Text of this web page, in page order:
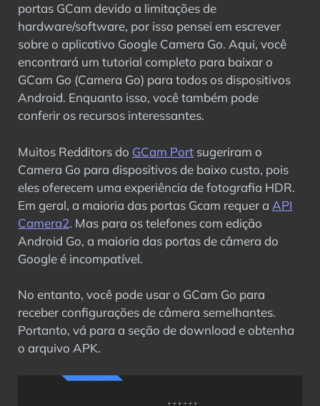
portas GCam devido a limitações de
hardware/software, por isso pensei em escrever
sobre o aplicativo Google Camera Go. Aqui, você
encontrará um tutorial completo para baixar o
GCam Go (Camera Go) para todos os dispositivos
Android. Enquanto isso, você também pode
conferir os recursos interessantes.
Muitos Redditors do GCam Port sugeriram o
Camera Go para dispositivos de baixo custo, pois
eles oferecem uma experiência de fotografia HDR.
Em geral, a maioria das portas Gcam requer a API
Camera2. Mas para os telefones com edição
Android Go, a maioria das portas de câmera do
Google é incompatível.
No entanto, você pode usar o GCam Go para
receber configurações de câmera semelhantes.
Portanto, vá para a seção de download e obtenha
o arquivo APK.